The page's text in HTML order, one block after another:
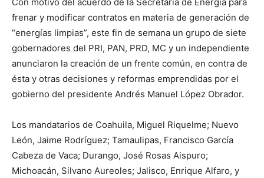
frenar y modificar contratos en materia de generación de
“energías limpias”, este fin de semana un grupo de siete
gobernadores del PRI, PAN, PRD, MC y un independiente
anunciaron la creación de un frente común, en contra de
ésta y otras decisiones y reformas emprendidas por el
gobierno del presidente Andrés Manuel López Obrador.
Los mandatarios de Coahuila, Miguel Riquelme; Nuevo
León, Jaime Rodríguez; Tamaulipas, Francisco García
Cabeza de Vaca; Durango, José Rosas Aispuro;
Michoacán, Silvano Aureoles; Jalisco, Enrique Alfaro, y